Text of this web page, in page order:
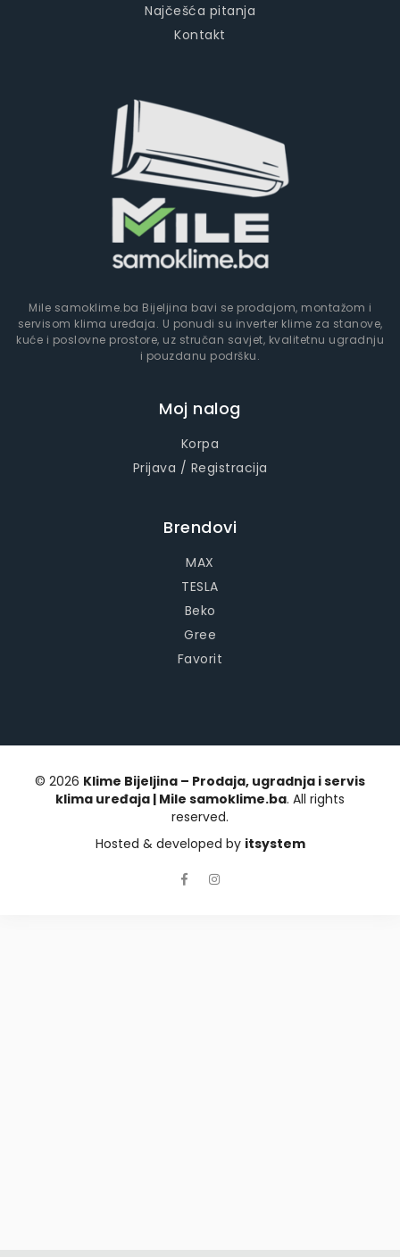
Najčešća pitanja
Kontakt
Mile samoklime.ba Bijeljina bavi se prodajom, montažom i
servisom klima uređaja. U ponudi su inverter klime za stanove,
kuće i poslovne prostore, uz stručan savjet, kvalitetnu ugradnju
i pouzdanu podršku.
Moj nalog
Korpa
Prijava / Registracija
Brendovi
MAX
TESLA
Beko
Gree
Favorit
© 2026 Klime Bijeljina – Prodaja, ugradnja i servis
klima uređaja | Mile samoklime.ba. All rights
reserved.
Hosted & developed by itsystem